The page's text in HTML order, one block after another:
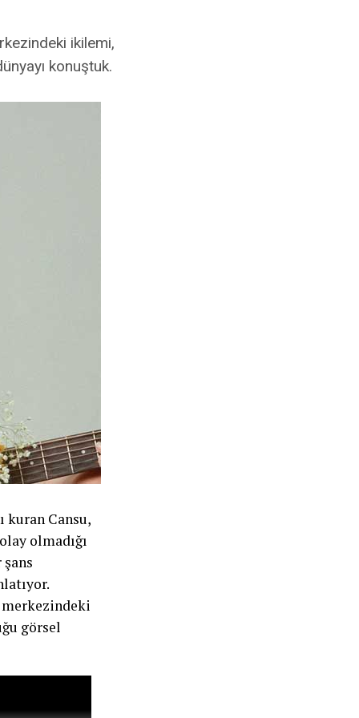
ikilemi,
konuştuk.
kuran Cansu,
olmadığı
merkezindeki
görsel